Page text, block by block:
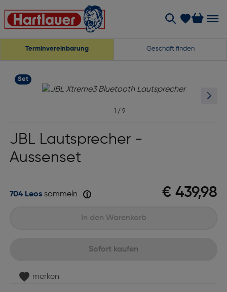
Terminvereinbarung Geschäft finden
Set
1 / 9
JBL Lautsprecher -
Aussenset
€ 439,98
704 Leossammeln
Sofort kaufen
In den Warenkorb
merken